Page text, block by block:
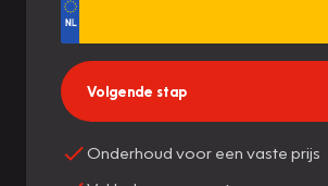
Volgende stap
Onderhoud voor een vaste prijs